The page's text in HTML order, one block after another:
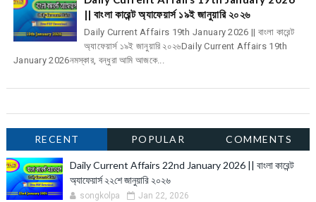
|| বাংলা কারেন্ট অ্যাফেয়ার্স ১৯ই জানুয়ারি ২০২৬
Daily Current Affairs 19th January 2026 || বাংলা কারেন্ট
অ্যাফেয়ার্স ১৯ই জানুয়ারি ২০২৬Daily Current Affairs 19th
January 2026নমস্কার, বন্ধুরা আমি আজকে...
RECENT POPULAR COMMENTS
Daily Current Affairs 22nd January 2026 || বাংলা কারেন্ট
অ্যাফেয়ার্স ২২শে জানুয়ারি ২০২৬
songkolpa Jan 22, 2026